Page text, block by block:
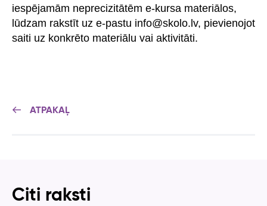
iespējamām neprecizitātēm e-kursa materiālos,
lūdzam rakstīt uz e-pastu info@skolo.lv, pievienojot
saiti uz konkrēto materiālu vai aktivitāti.
ATPAKAĻ
Citi raksti